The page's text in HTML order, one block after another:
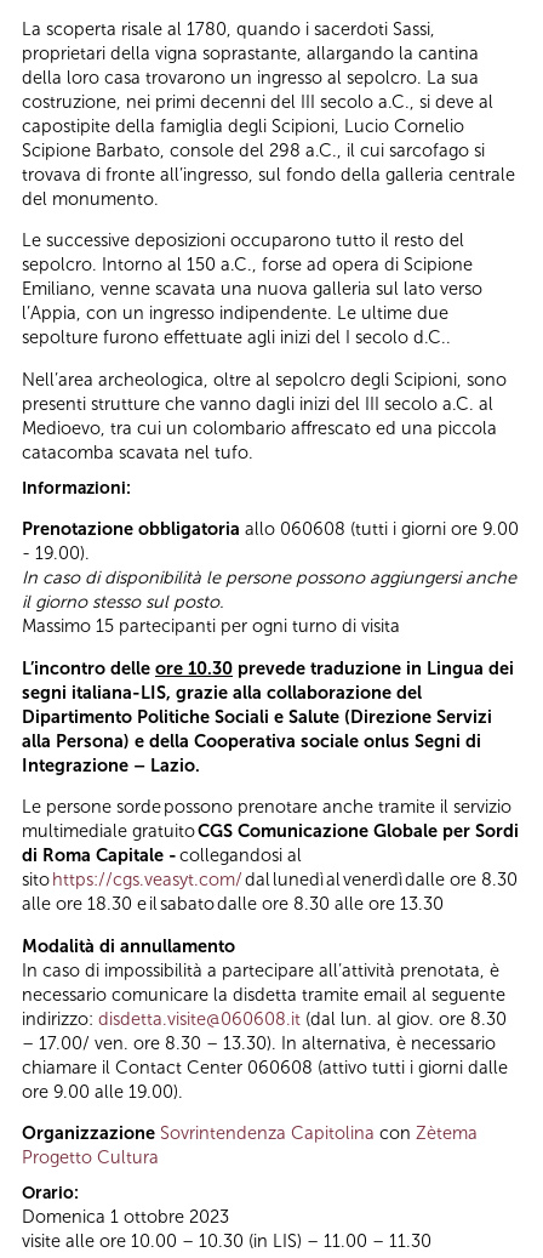
La scoperta risale al 1780, quando i sacerdoti Sassi,
proprietari della vigna soprastante, allargando la cantina
della loro casa trovarono un ingresso al sepolcro. La sua
costruzione, nei primi decenni del III secolo a.C., si deve al
capostipite della famiglia degli Scipioni, Lucio Cornelio
Scipione Barbato, console del 298 a.C., il cui sarcofago si
trovava di fronte all’ingresso, sul fondo della galleria centrale
del monumento.
Le successive deposizioni occuparono tutto il resto del
sepolcro. Intorno al 150 a.C., forse ad opera di Scipione
Emiliano, venne scavata una nuova galleria sul lato verso
l’Appia, con un ingresso indipendente. Le ultime due
sepolture furono effettuate agli inizi del I secolo d.C..
Nell’area archeologica, oltre al sepolcro degli Scipioni, sono
presenti strutture che vanno dagli inizi del III secolo a.C. al
Medioevo, tra cui un colombario affrescato ed una piccola
catacomba scavata nel tufo.
Informazioni:
Prenotazione obbligatoria allo 060608 (tutti i giorni ore 9.00
- 19.00).
In caso di disponibilità le persone possono aggiungersi anche
il giorno stesso sul posto.
Massimo 15 partecipanti per ogni turno di visita
L’incontro delle ore 10.30 prevede traduzione in Lingua dei
segni italiana-LIS, grazie alla collaborazione del
Dipartimento Politiche Sociali e Salute (Direzione Servizi
alla Persona) e della Cooperativa sociale onlus Segni di
Integrazione – Lazio.
Le persone sorde possono prenotare anche tramite il servizio
multimediale gratuitoCGS Comunicazione Globale per Sordi
di Roma Capitale -collegandosi al
sito https://cgs.veasyt.com/dal lunedì al venerdì dalle ore 8.30
alle ore 18.30 e il sabato dalle ore 8.30 alle ore 13.30
Modalità di annullamento
In caso di impossibilità a partecipare all’attività prenotata, è
necessario comunicare la disdetta tramite email al seguente
indirizzo: disdetta.visite@060608.it (dal lun. al giov. ore 8.30
– 17.00/ ven. ore 8.30 – 13.30). In alternativa, è necessario
chiamare il Contact Center 060608 (attivo tutti i giorni dalle
ore 9.00 alle 19.00).
Organizzazione Sovrintendenza Capitolina con Zètema
Progetto Cultura
Orario:
Domenica 1 ottobre 2023
visite alle ore 10.00 – 10.30 (in LIS) – 11.00 – 11.30